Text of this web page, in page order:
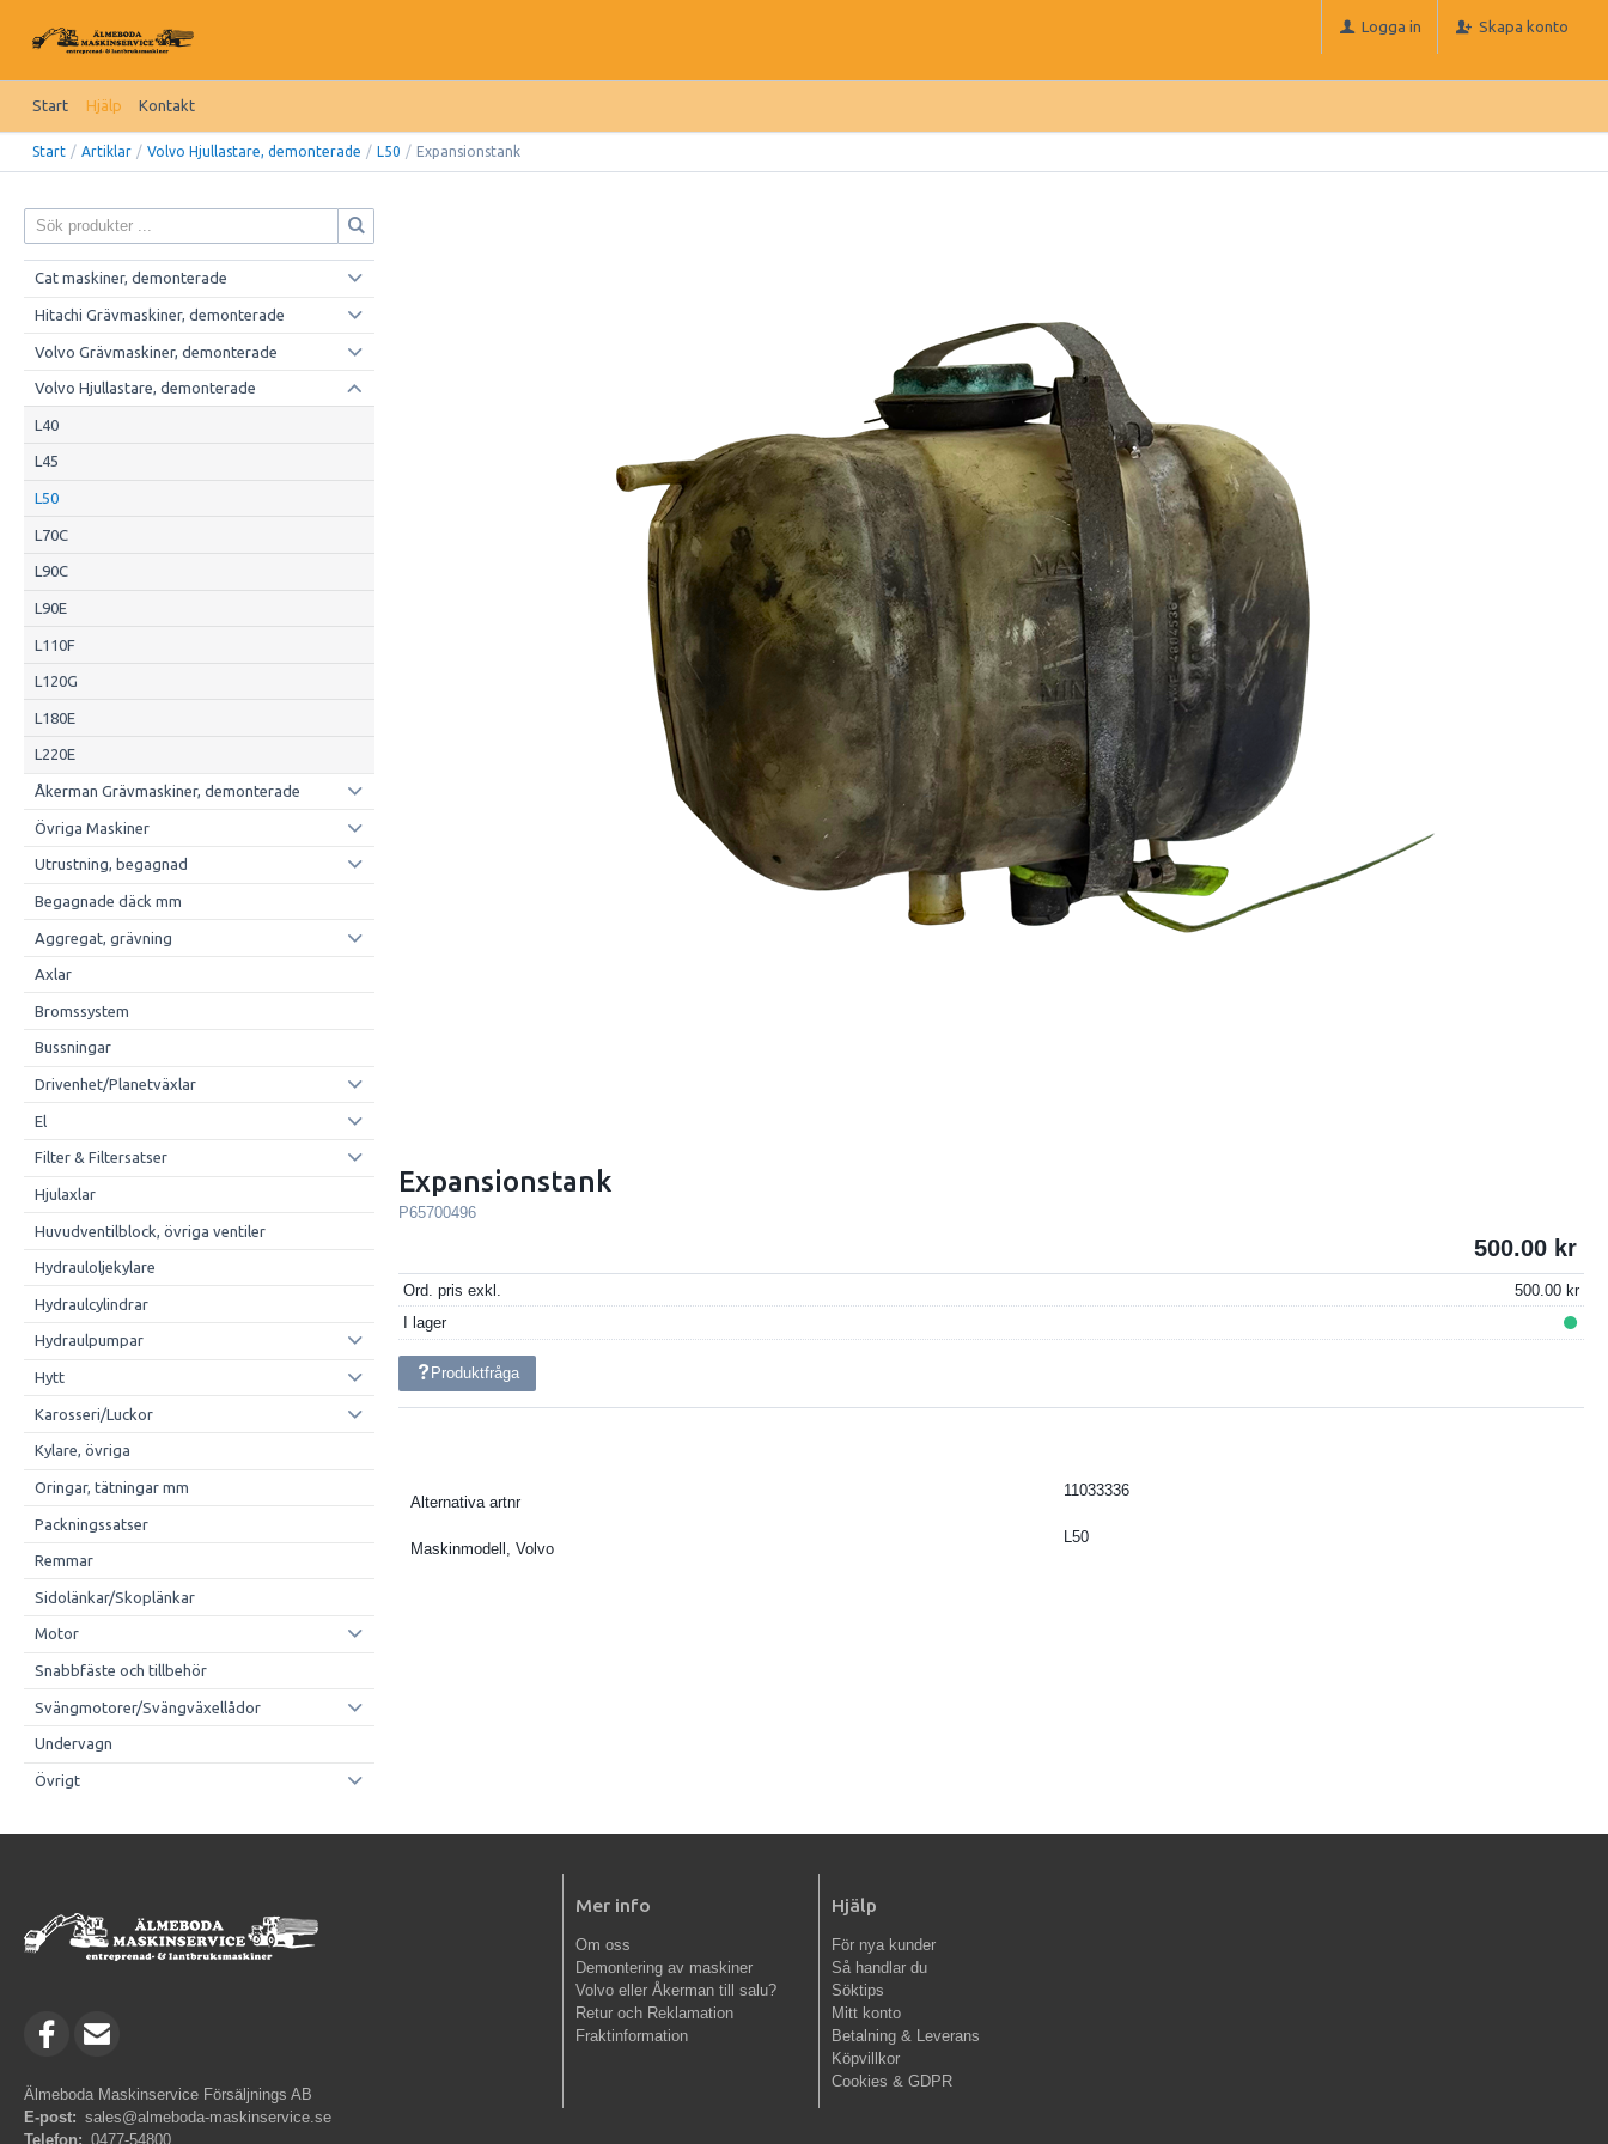
Logga in Skapa konto
Start Hjälp Kontakt
Start / Artiklar / Volvo Hjullastare, demonterade / L50 / Expansionstank
Cat maskiner, demonterade
Hitachi Grävmaskiner, demonterade
Volvo Grävmaskiner, demonterade
Volvo Hjullastare, demonterade
L40
L45
L50
L70C
L90C
L90E
L110F
L120G
L180E
L220E
Åkerman Grävmaskiner, demonterade
Övriga Maskiner
Utrustning, begagnad
Begagnade däck mm
Aggregat, grävning
Axlar
Bromssystem
Bussningar
Drivenhet/Planetväxlar
El
Filter & Filtersatser
Hjulaxlar
Huvudventilblock, övriga ventiler
Hydrauloljekylare
Hydraulcylindrar
Hydraulpumpar
Hytt
Karosseri/Luckor
Kylare, övriga
Oringar, tätningar mm
Packningssatser
Remmar
Sidolänkar/Skoplänkar
Motor
Snabbfäste och tillbehör
Svängmotorer/Svängväxellådor
Undervagn
Övrigt
Expansionstank
P65700496
500.00
Ord. pris exkl.
500.00
I lager
Produktfråga
Alternativa artnr
11033336
Maskinmodell, Volvo
L50
Älmeboda Maskinservice Försäljnings AB
E-post: sales@almeboda-maskinservice.se
Telefon: 0477-54800
Mer info
Om oss
Demontering av maskiner
Volvo eller Åkerman till salu?
Retur och Reklamation
Fraktinformation
Hjälp
För nya kunder
Så handlar du
Söktips
Mitt konto
Betalning & Leverans
Köpvillkor
Cookies & GDPR